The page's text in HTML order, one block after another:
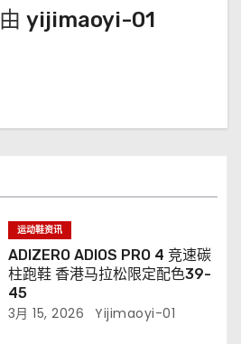
由 yijimaoyi-01
运动鞋资讯
ADIZERO ADIOS PRO 4 竞速碳
柱跑鞋 香港马拉松限定配色39-
45
3月 15, 2026 Yijimaoyi-01